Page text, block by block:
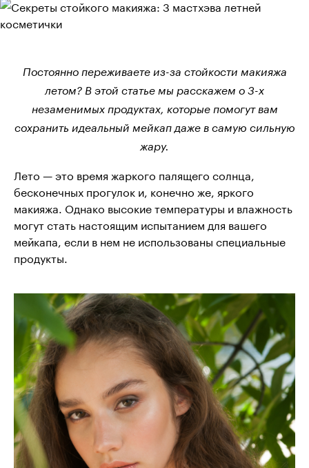
Постоянно переживаете из-за стойкости макияжа
летом? В этой статье мы расскажем о 3-х
незаменимых продуктах, которые помогут вам
сохранить идеальный мейкап даже в самую сильную
жару.
Лето — это время жаркого палящего солнца,
бесконечных прогулок и, конечно же, яркого
макияжа. Однако высокие температуры и влажность
могут стать настоящим испытанием для вашего
мейкапа, если в нем не использованы специальные
продукты.